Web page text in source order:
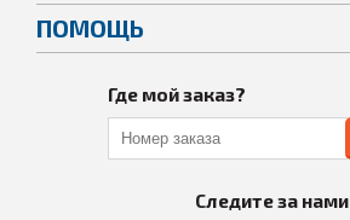
ПОМОЩЬ
Где мой заказ?
Следите за нами